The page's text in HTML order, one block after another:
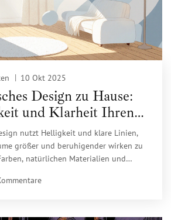
10 Okt 2025
Design zu Hause:
und Klarheit Ihren
nutzt Helligkeit und klare Linien,
größer und beruhigender wirken zu
natürlichen Materialien und
Städten.